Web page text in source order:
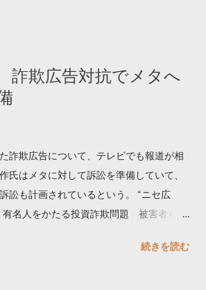
marketing.twitter.com/ja/insights/kakusan
詐欺広告対抗でメタへ
詐欺広告について、テレビでも報道が相
氏はメタに対して訴訟を準備していて、
訟も計画されているという。 “ニセ広
有名人をかたる投資詐欺問題 被害者らが
articles/-/1091835 なぜなくならな
続きを読む